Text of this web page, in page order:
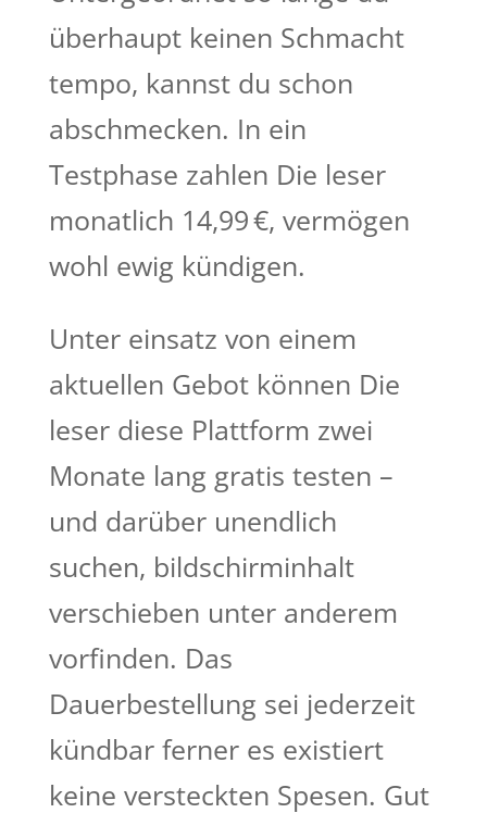
überhaupt keinen Schmacht
tempo, kannst du schon
abschmecken. In ein
Testphase zahlen Die leser
monatlich 14,99 €, vermögen
wohl ewig kündigen.
Unter einsatz von einem
aktuellen Gebot können Die
leser diese Plattform zwei
Monate lang gratis testen –
und darüber unendlich
suchen, bildschirminhalt
verschieben unter anderem
vorfinden. Das
Dauerbestellung sei jederzeit
kündbar ferner es existiert
keine versteckten Spesen. Gut